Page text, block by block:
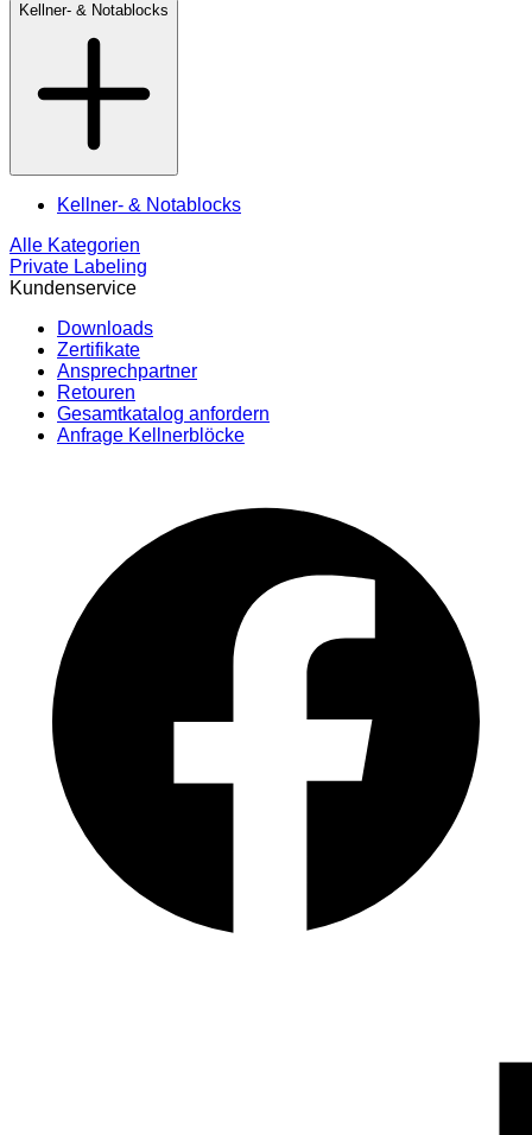
Kellner- & Notablocks
Kellner- & Notablocks
Alle Kategorien
Private Labeling
Kundenservice
Downloads
Zertifikate
Ansprechpartner
Retouren
Gesamtkatalog anfordern
Anfrage Kellnerblöcke